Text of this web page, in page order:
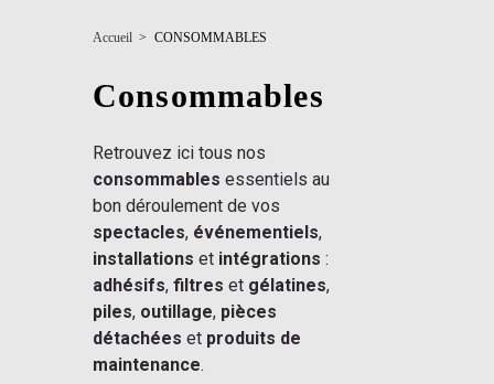
Accueil > CONSOMMABLES
Consommables
Retrouvez ici tous nos
consommables essentiels au
bon déroulement de vos
spectacles, événementiels,
installations et intégrations :
adhésifs, filtres et gélatines,
piles, outillage, pièces
détachées et produits de
maintenance.